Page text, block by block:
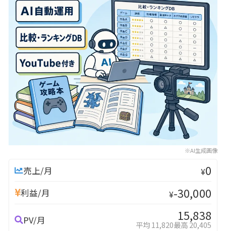
※AI生成画像
売上/月 ¥0
利益/月 ¥-30,000
PV/月 15,838
平均 11,820最高 20,405